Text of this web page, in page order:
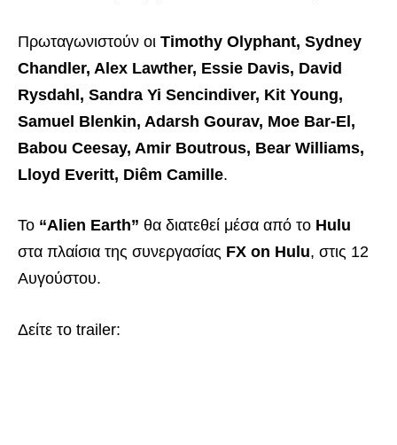
Πρωταγωνιστούν οι Timothy Olyphant, Sydney
Chandler, Alex Lawther, Essie Davis, David
Rysdahl, Sandra Yi Sencindiver, Kit Young,
Samuel Blenkin, Adarsh Gourav, Moe Bar-El,
Babou Ceesay, Amir Boutrous, Bear Williams,
Lloyd Everitt, Diêm Camille.
Το “Alien Earth” θα διατεθεί μέσα από το Hulu
στα πλαίσια της συνεργασίας FX on Hulu, στις 12
Αυγούστου.
Δείτε το trailer: